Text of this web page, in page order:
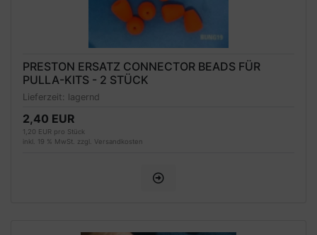
PRESTON ERSATZ CONNECTOR BEADS FÜR
PULLA-KITS - 2 STÜCK
Lieferzeit: lagernd
2,40 EUR
1,20 EUR pro Stück
inkl. 19 % MwSt. zzgl. Versandkosten